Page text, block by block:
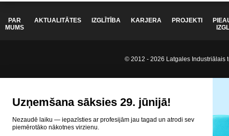
PAR
MUMS
AKTUALITĀTES IZGLĪTĪBA KARJERA PROJEKTI
© 2012 - 2026 Latgales Industriālais
Uzņemšana sāksies 29. jūnijā!
Nezaudē laiku — iepazīsties ar profesijām jau tagad un atrodi sev
piemērotāko nākotnes virzienu.